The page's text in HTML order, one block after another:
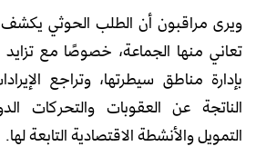
ويرى مراقبون أن الطلب الحوثي
تعاني منها الجماعة، خصوصًا مع تزايد
بإدارة مناطق سيطرتها، وتراجع
الناتجة عن العقوبات والتحركات
التمويل والأنشطة الاقتصادية التابعة لها.